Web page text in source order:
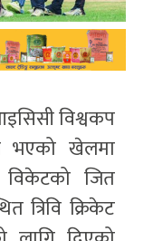
विश्वकप
भएको खेलमा
जित
त्रिवि क्रिकेट